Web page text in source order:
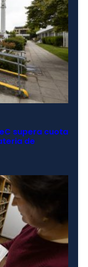
supera cuota
de